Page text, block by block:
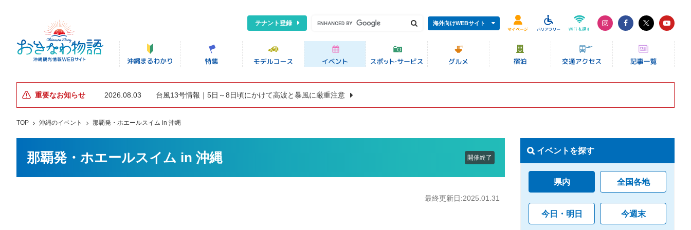
テナント登録 海外向けWEBサイト
重要なお知らせ 2026.08.03 台風13号情報｜5日～8日頃にかけて高波と暴風に厳重注意
TOP 沖縄のイベント 那覇発・ホエールスイム in 沖縄
那覇発・ホエールスイム in 沖縄 開催終了
最終更新日:2025.01.31
イベントを探す
県内 全国各地
今日・明日 今週末